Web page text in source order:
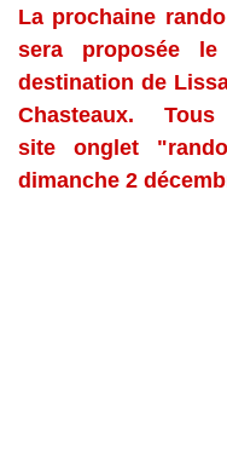
La prochaine
sera proposée
destination de
Chasteaux.
site onglet
dimanche 2